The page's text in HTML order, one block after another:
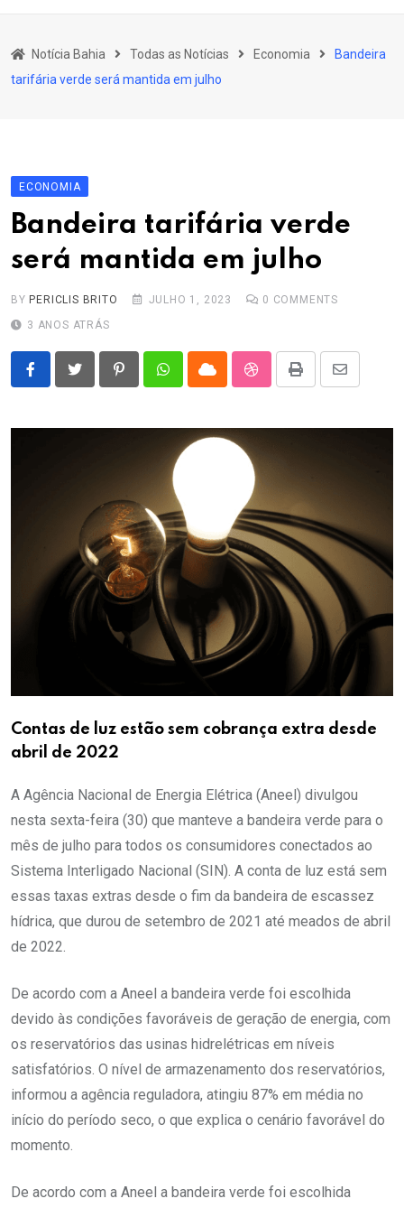
Educação
Esporte
Outros Assuntos
Notícia Bahia Todas as Notícias Economia
Bandeira
tarifária verde será mantida em julho
ECONOMIA
Bandeira tarifária verde
será mantida em julho
BY PERICLIS BRITO JULHO 1, 2023 0 COMMENTS
3 ANOS ATRÁS
PinterestWhatsappCloud StumbleUpon
Print
Share
Email
Contas de luz estão sem cobrança extra desde
abril de 2022
A Agência Nacional de Energia Elétrica (Aneel) divulgou
nesta sexta-feira (30) que manteve a bandeira verde para o
mês de julho para todos os consumidores conectados ao
Sistema Interligado Nacional (SIN). A conta de luz está sem
essas taxas extras desde o fim da bandeira de escassez
hídrica, que durou de setembro de 2021 até meados de abril
de 2022.
De acordo com a Aneel a bandeira verde foi escolhida
devido às condições favoráveis de geração de energia, com
os reservatórios das usinas hidrelétricas em níveis
satisfatórios. O nível de armazenamento dos reservatórios,
informou a agência reguladora, atingiu 87% em média no
início do período seco, o que explica o cenário favorável do
momento.
De acordo com a Aneel a bandeira verde foi escolhida